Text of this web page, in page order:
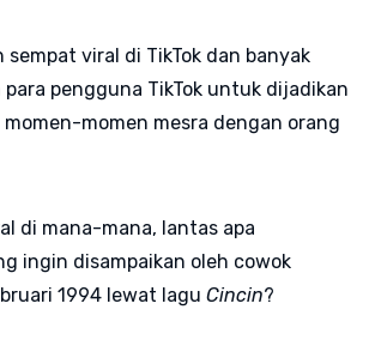
sempat viral di TikTok dan banyak
pengguna TikTok untuk dijadikan
momen mesra dengan orang
di mana-mana, lantas apa
ingin disampaikan oleh cowok
1994 lewat lagu Cincin?